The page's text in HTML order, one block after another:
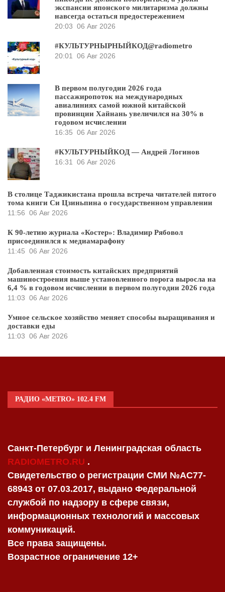
экспансии японского милитаризма должны
навсегда остаться предостережением
20:03 06 Авг 2026
#КУЛЬТУРНЫРНЫЙКОД@radiometro
20:01 06 Авг 2026
В первом полугодии 2026 года
пассажиропоток на международных
авиалиниях самой южной китайской
провинции Хайнань увеличился на 30% в
годовом исчислении
16:35 06 Авг 2026
#КУЛЬТУРНЫЙКОД — Андрей Логинов
16:31 06 Авг 2026
В столице Таджикистана прошла встреча читателей пятого
тома книги Си Цзиньпина о государственном управлении
11:56 06 Авг 2026
К 90-летию журнала «Костер»: Владимир Рябовол
присоединился к медиамарафону
11:45 06 Авг 2026
Добавленная стоимость китайских предприятий
машиностроения выше установленного порога выросла на
6,4 % в годовом исчислении в первом полугодии 2026 года
11:03 06 Авг 2026
Умное сельское хозяйство меняет способы выращивания и
доставки еды
11:03 06 Авг 2026
РАДИО «METRO» 102.4 FM
Санкт-Петербург и Ленинградская область
RADIOMETRO.RU .
Свидетельство о регистрации СМИ №AC77-
68943 от 07.03.2017, выдано Федеральной
службой по надзору в сфере связи,
информационных технологий и массовых
коммуникаций.
Все права защищены.
Возрастное ограничение 12+